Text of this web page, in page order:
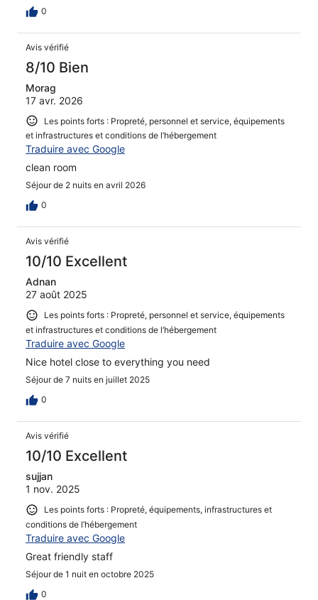
0
Avis vérifié
8/10 Bien
Morag
17 avr. 2026
Les points forts : Propreté, personnel et service, équipements
et infrastructures et conditions de l’hébergement
Traduire avec Google
clean room
Séjour de 2 nuits en avril 2026
0
Avis vérifié
10/10 Excellent
Adnan
27 août 2025
Les points forts : Propreté, personnel et service, équipements
et infrastructures et conditions de l’hébergement
Traduire avec Google
Nice hotel close to everything you need
Séjour de 7 nuits en juillet 2025
0
Avis vérifié
10/10 Excellent
sujjan
1 nov. 2025
Les points forts : Propreté, équipements, infrastructures et
conditions de l’hébergement
Traduire avec Google
Great friendly staff
Séjour de 1 nuit en octobre 2025
0